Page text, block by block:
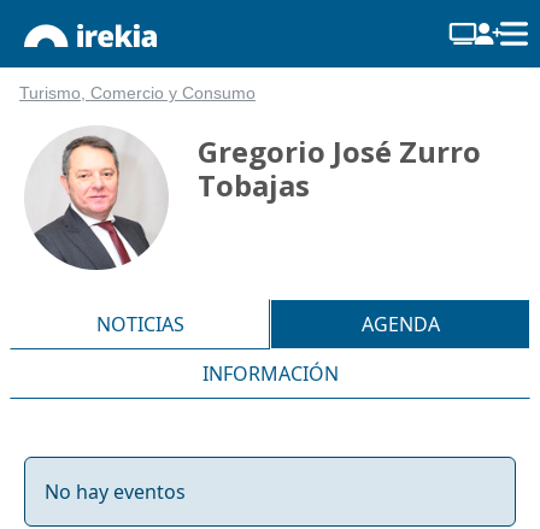
Turismo, Comercio y Consumo
Gregorio José Zurro
Tobajas
NOTICIAS
AGENDA
INFORMACIÓN
No hay eventos